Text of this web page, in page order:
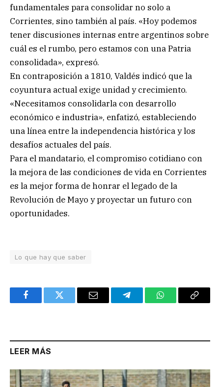
fundamentales para consolidar no solo a
Corrientes, sino también al país. «Hoy podemos
tener discusiones internas entre argentinos sobre
cuál es el rumbo, pero estamos con una Patria
consolidada», expresó.
En contraposición a 1810, Valdés indicó que la
coyuntura actual exige unidad y crecimiento.
«Necesitamos consolidarla con desarrollo
económico e industria», enfatizó, estableciendo
una línea entre la independencia histórica y los
desafíos actuales del país.
Para el mandatario, el compromiso cotidiano con
la mejora de las condiciones de vida en Corrientes
es la mejor forma de honrar el legado de la
Revolución de Mayo y proyectar un futuro con
oportunidades.
Lo que hay que saber
FacebookTwitter Email TelegramWhatsAppCopy
LEER MÁS